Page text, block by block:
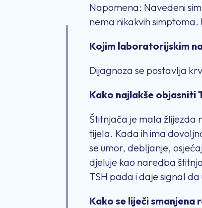
Napomena: Navedeni
nema nikakvih
Kojim laboratorijskim
Dijagnoza se postavlja
Kako najlakše objasniti
Štitnjača je mala žlijezda
tijela. Kada ih ima
se umor, debljanje,
djeluje kao naredba
TSH pada i daje signal da
Kako se liječi smanjena